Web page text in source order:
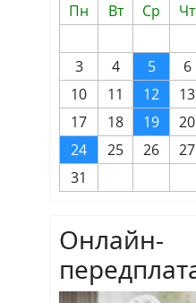
Пн
Вт Ср Чт
3
4 5 6
10
11 12 13
17
18 19 20
24
25 26 27
31
Онлайн-